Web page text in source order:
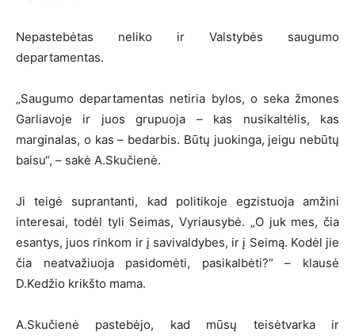
Nepastebėtas neliko ir Valstybės saugumo
departamentas.
„Saugumo departamentas netiria bylos, o seka žmones
Garliavoje ir juos grupuoja – kas nusikaltėlis, kas
marginalas, o kas – bedarbis. Būtų juokinga, jeigu nebūtų
baisu“, – sakė A.Skučienė.
Ji teigė suprantanti, kad politikoje egzistuoja amžini
interesai, todėl tyli Seimas, Vyriausybė. „O juk mes, čia
esantys, juos rinkom ir į savivaldybes, ir į Seimą. Kodėl jie
čia neatvažiuoja pasidomėti, pasikalbėti?“ – klausė
D.Kedžio krikšto mama.
A.Skučienė pastebėjo, kad mūsų teisėtvarka ir